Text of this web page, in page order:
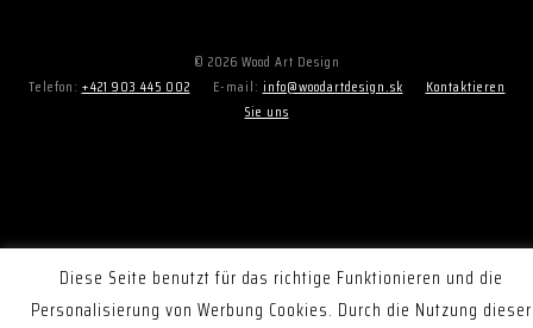
© 2026 Wood Art Design
Telefon: +421 903 445 002 E-mail: info@woodartdesign.sk
Kontaktieren
Sie uns
Diese Seite benutzt für das richtige Funktionieren und die
Personalisierung von Werbung Cookies. Durch die Nutzung dieser